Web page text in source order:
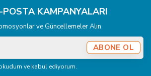
POSTA KAMPANYALARI
ve Güncellemeler Alın
ABONE OL
ve kabul ediyorum.